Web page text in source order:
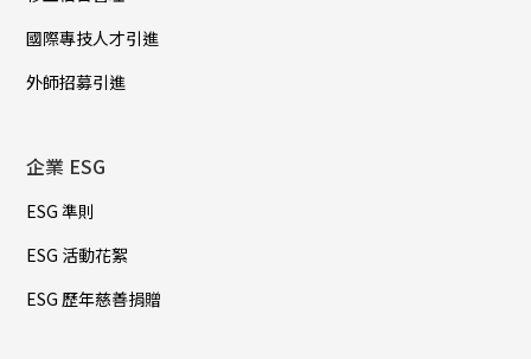
國際專技人才引進
外師招募引進
企業 ESG
ESG 準則
ESG 活動花絮
ESG 歷年慈善捐贈